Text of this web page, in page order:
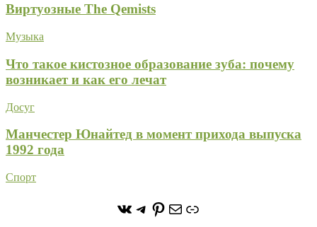
Виртуозные The Qemists
Музыка
Что такое кистозное образование зуба: почему
возникает и как его лечат
Досуг
Манчестер Юнайтед в момент прихода выпуска
1992 года
Спорт
https://vk.com/
https://t.me/stoneforest
https://
ПочтаСсылка